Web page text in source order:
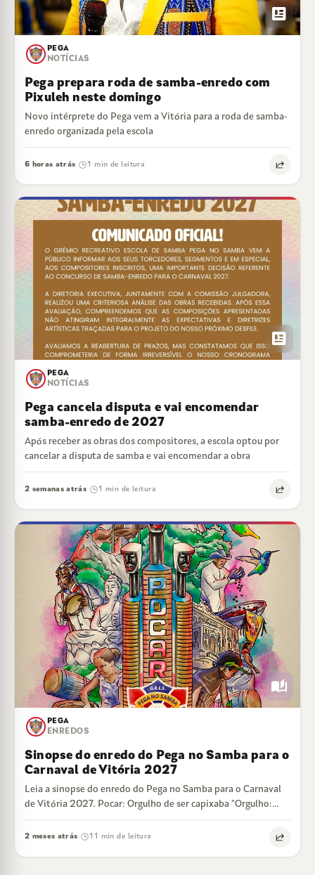
newsmode
PEGA
NOTÍCIAS
Pega prepara roda de samba-enredo com
Pixuleh neste domingo
Novo intérprete do Pega vem a Vitória para a roda de samba-
enredo organizada pela escola
6 horas atrás 1 min de leitura
newsmode
PEGA
NOTÍCIAS
Pega cancela disputa e vai encomendar
samba-enredo de 2027
Após receber as obras dos compositores, a escola optou por
cancelar a disputa de samba e vai encomendar a obra
2 semanas atrás· 1 min de leitura
auto_stories
PEGA
ENREDOS
Sinopse do enredo do Pega no Samba para o
Carnaval de Vitória 2027
Leia a sinopse do enredo do Pega no Samba para o Carnaval
de Vitória 2027. Pocar: Orgulho de ser capixaba "Orgulho:
ideia…
2 meses atrás 11 min de leitura